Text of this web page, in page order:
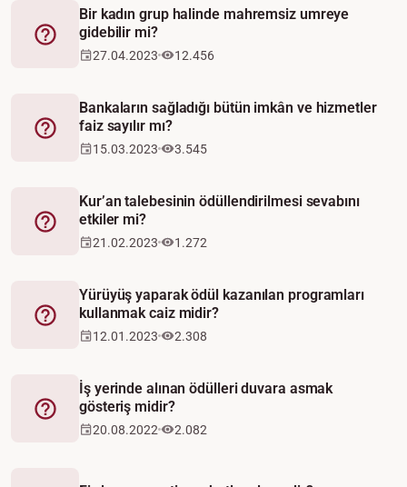
Fetva
Bir kadın grup halinde mahremsiz umreye
gidebilir mi?
27.04.2023 12.456
Fetva
Bankaların sağladığı bütün imkân ve hizmetler
faiz sayılır mı?
15.03.2023 3.545
Fetva
Kur’an talebesinin ödüllendirilmesi sevabını
etkiler mi?
21.02.2023 1.272
Fetva
Yürüyüş yaparak ödül kazanılan programları
kullanmak caiz midir?
12.01.2023 2.308
Fetva
İş yerinde alınan ödülleri duvara asmak
gösteriş midir?
20.08.2022 2.082